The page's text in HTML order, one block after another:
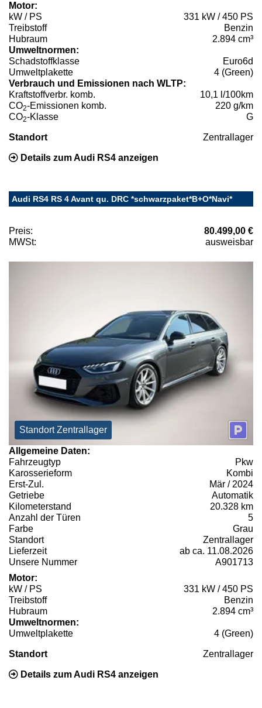
Motor:
kW / PS
331 kW / 450 PS
Treibstoff
Benzin
Hubraum
2.894 cm³
Umweltnormen:
Schadstoffklasse
Euro6d
Umweltplakette
4 (Green)
Verbrauch und Emissionen nach WLTP:
Kraftstoffverbr. komb.
10,1 l/100km
CO2-Emissionen komb.
220 g/km
CO2-Klasse G
Standort Zentrallager
Details zum Audi RS4 anzeigen
Audi RS4 RS 4 Avant qu. DRC *schwarzpaket*B+O*Navi*
Preis:
80.499,00 €
MWSt:
ausweisbar
Standort Zentrallager
Allgemeine Daten:
Fahrzeugtyp
Pkw
Karosserieform
Kombi
Erst-Zul.
Mär / 2024
Getriebe
Automatik
Kilometerstand
20.328 km
Anzahl der Türen
5
Farbe
Grau
Standort
Zentrallager
Lieferzeit
ab ca. 11.08.2026
Unsere Nummer
A901713
Motor:
kW / PS
331 kW / 450 PS
Treibstoff
Benzin
Hubraum
2.894 cm³
Umweltnormen:
Umweltplakette
4 (Green)
Standort Zentrallager
Details zum Audi RS4 anzeigen